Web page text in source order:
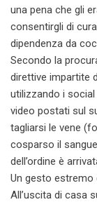
una pena che gli
consentirgli di
dipendenza da
Secondo la
direttive impartite
utilizzando i social
video postati sul
tagliarsi le vene
cosparso il
dell’ordine è
Un gesto
All’uscita di casa